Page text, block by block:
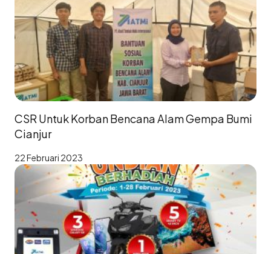
CSR Untuk Korban Bencana Alam Gempa Bumi
Cianjur
22 Februari 2023